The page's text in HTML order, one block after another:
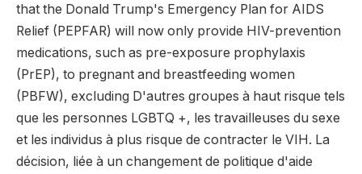
that the Donald Trump's Emergency Plan for AIDS
Relief (PEPFAR) will now only provide HIV-prevention
medications, such as pre-exposure prophylaxis
(PrEP), to pregnant and breastfeeding women
(PBFW), excluding D'autres groupes à haut risque tels
que les personnes LGBTQ +, les travailleuses du sexe
et les individus à plus risque de contracter le VIH. La
décision, liée à un changement de politique d'aide